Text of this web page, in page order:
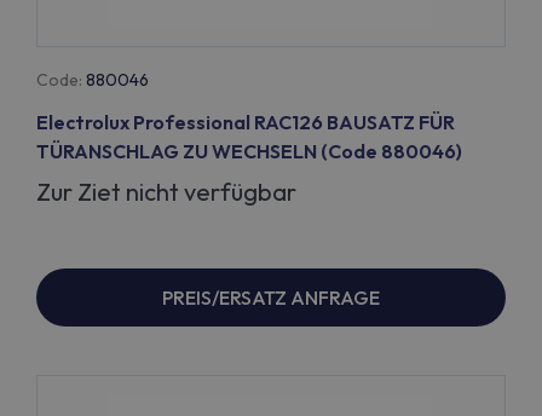
Code: 880046
Electrolux Professional RAC126 BAUSATZ FÜR
TÜRANSCHLAG ZU WECHSELN (Code 880046)
Zur Ziet nicht verfügbar
PREIS/ERSATZ ANFRAGE